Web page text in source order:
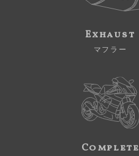
Exhaust
マフラー
Complete